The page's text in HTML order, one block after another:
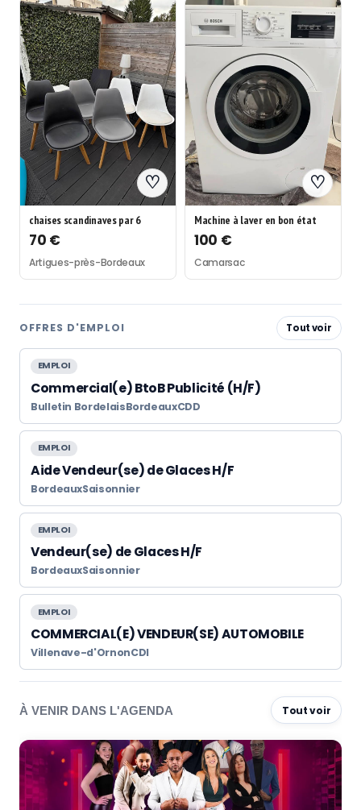
♡
chaises scandinaves par 6
70 €
Artigues-près-Bordeaux
♡
Machine à laver en bon état
100 €
Camarsac
OFFRES D'EMPLOI Tout voir
EMPLOI
Commercial(e) BtoB Publicité (H/F)
Bulletin BordelaisBordeauxCDD
EMPLOI
Aide Vendeur(se) de Glaces H/F
BordeauxSaisonnier
EMPLOI
Vendeur(se) de Glaces H/F
BordeauxSaisonnier
EMPLOI
COMMERCIAL(E) VENDEUR(SE) AUTOMOBILE
Villenave-d'OrnonCDI
À VENIR DANS L'AGENDA Tout voir